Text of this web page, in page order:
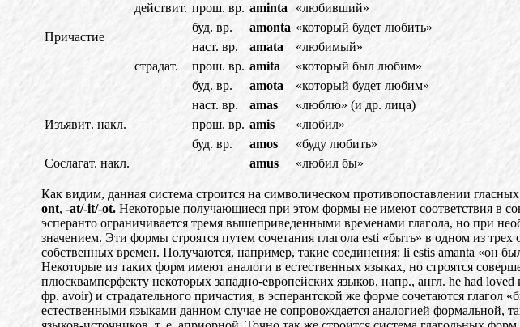
Причастие
действит. прош. вр. aminta
«любивший»
буд. вр.
amonta «который будет любить»
страдат.
наст. вр. amata
«любимый»
прош. вр. amita «который был любим»
буд. вр.
amota «который будет любим»
Изъявит. накл.
наст. вр. amas «люблю» (и др. лица)
прош. вр. amis
«любил»
буд. вр.
amos
«буду любить»
Сослагат. накл.
amus «любил бы»
Как видим, данная система строится на символическом противопоставлении гласных
ont, -at/-it/-ot. Некоторые получающиеся при этом формы не имеют соответствия в
эсперанто ограничивается тремя вышеприведенными временами глагола, но при
значением. Эти формы строятся путем сочетания глагола esti «быть» в одном из
собственных времен. Получаются, например, такие соединения: li estis amanta «он
Некоторые из таких форм имеют аналоги в естественных языках, но строятся
плюсквамперфекту некоторых западно-европейских языков, напр., англ. he had
фр. avoir) и страдательного причастия, в эсперантской же форме сочетаются глагол
естественными языками данном случае не сопровождается аналогией формальной, та